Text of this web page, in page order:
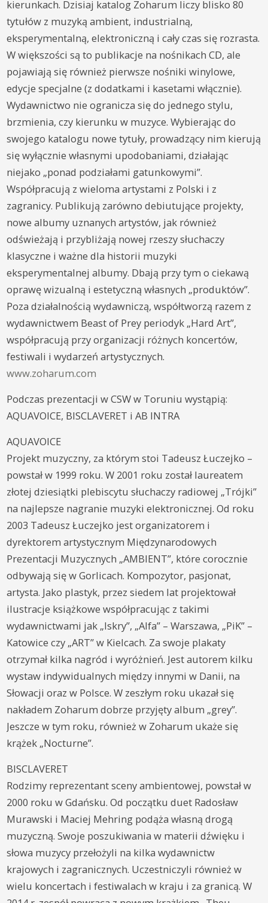
kierunkach. Dzisiaj katalog Zoharum liczy blisko 80
tytułów z muzyką ambient, industrialną,
eksperymentalną, elektroniczną i cały czas się rozrasta.
W większości są to publikacje na nośnikach CD, ale
pojawiają się również pierwsze nośniki winylowe,
edycje specjalne (z dodatkami i kasetami włącznie).
Wydawnictwo nie ogranicza się do jednego stylu,
brzmienia, czy kierunku w muzyce. Wybierając do
swojego katalogu nowe tytuły, prowadzący nim kierują
się wyłącznie własnymi upodobaniami, działając
niejako „ponad podziałami gatunkowymi”.
Współpracują z wieloma artystami z Polski i z
zagranicy. Publikują zarówno debiutujące projekty,
nowe albumy uznanych artystów, jak również
odświeżają i przybliżają nowej rzeszy słuchaczy
klasyczne i ważne dla historii muzyki
eksperymentalnej albumy. Dbają przy tym o ciekawą
oprawę wizualną i estetyczną własnych „produktów”.
Poza działalnością wydawniczą, współtworzą razem z
wydawnictwem Beast of Prey periodyk „Hard Art”,
współpracują przy organizacji różnych koncertów,
festiwali i wydarzeń artystycznych.
www.zoharum.com
Podczas prezentacji w CSW w Toruniu wystąpią:
AQUAVOICE, BISCLAVERET i AB INTRA
AQUAVOICE
Projekt muzyczny, za którym stoi Tadeusz Łuczejko –
powstał w 1999 roku. W 2001 roku został laureatem
złotej dziesiątki plebiscytu słuchaczy radiowej „Trójki”
na najlepsze nagranie muzyki elektronicznej. Od roku
2003 Tadeusz Łuczejko jest organizatorem i
dyrektorem artystycznym Międzynarodowych
Prezentacji Muzycznych „AMBIENT”, które corocznie
odbywają się w Gorlicach. Kompozytor, pasjonat,
artysta. Jako plastyk, przez siedem lat projektował
ilustracje książkowe współpracując z takimi
wydawnictwami jak „Iskry”, „Alfa” – Warszawa, „PiK” –
Katowice czy „ART” w Kielcach. Za swoje plakaty
otrzymał kilka nagród i wyróżnień. Jest autorem kilku
wystaw indywidualnych między innymi w Danii, na
Słowacji oraz w Polsce. W zeszłym roku ukazał się
nakładem Zoharum dobrze przyjęty album „grey”.
Jeszcze w tym roku, również w Zoharum ukaże się
krążek „Nocturne”.
BISCLAVERET
Rodzimy reprezentant sceny ambientowej, powstał w
2000 roku w Gdańsku. Od początku duet Radosław
Murawski i Maciej Mehring podąża własną drogą
muzyczną. Swoje poszukiwania w materii dźwięku i
słowa muzycy przełożyli na kilka wydawnictw
krajowych i zagranicznych. Uczestniczyli również w
wielu koncertach i festiwalach w kraju i za granicą. W